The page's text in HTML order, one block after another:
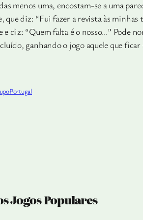
menos uma, encostam-se a uma
que diz: “Fui fazer a revista às
e diz: “Quem falta é o nosso…” Pode
ganhando o jogo aquele que
Portugal
Jogos Populares